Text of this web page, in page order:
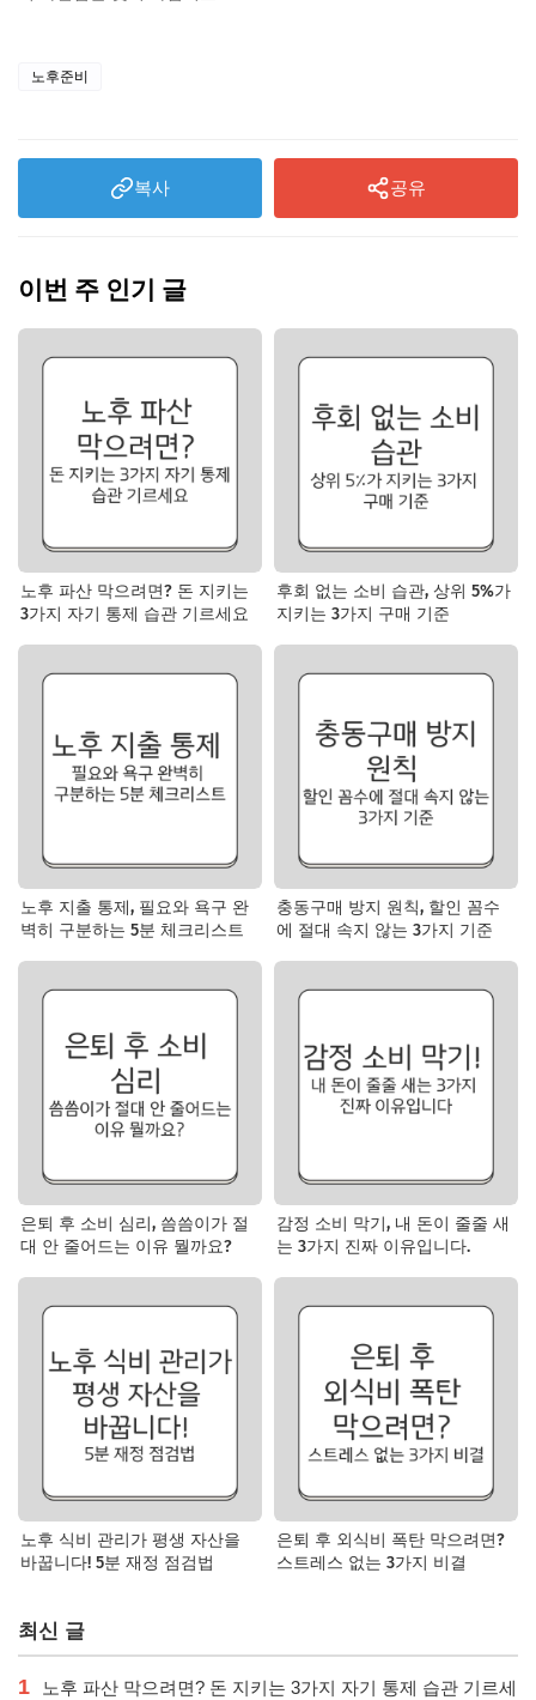
노후준비
복사 공유
이번 주 인기 글
노후 파산 막으려면? 돈 지키는
3가지 자기 통제 습관 기르세요
후회 없는 소비 습관, 상위 5%가
지키는 3가지 구매 기준
노후 지출 통제, 필요와 욕구 완
벽히 구분하는 5분 체크리스트
충동구매 방지 원칙, 할인 꼼수
에 절대 속지 않는 3가지 기준
은퇴 후 소비 심리, 씀씀이가 절
대 안 줄어드는 이유 뭘까요?
감정 소비 막기, 내 돈이 줄줄 새
는 3가지 진짜 이유입니다.
노후 식비 관리가 평생 자산을
바꿉니다! 5분 재정 점검법
은퇴 후 외식비 폭탄 막으려면?
스트레스 없는 3가지 비결
최신 글
1
노후 파산 막으려면? 돈 지키는 3가지 자기 통제 습관 기르세